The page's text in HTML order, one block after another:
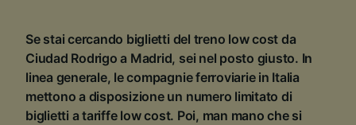
Se stai cercando biglietti del treno low cost da
Ciudad Rodrigo a Madrid, sei nel posto giusto. In
linea generale, le compagnie ferroviarie in Italia
mettono a disposizione un numero limitato di
biglietti a tariffe low cost. Poi, man mano che si